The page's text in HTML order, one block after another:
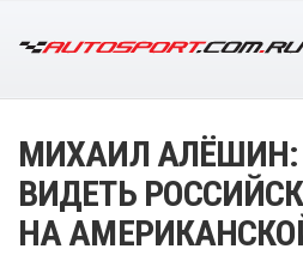
МИХАИЛ АЛЁШИН:
ВИДЕТЬ
НА